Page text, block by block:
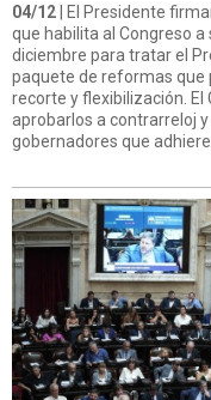
04/12 | El Presidente
que habilita al Congreso a
diciembre para tratar el
paquete de reformas que
recorte y flexibilización. El
aprobarlos a contrarreloj y
gobernadores que